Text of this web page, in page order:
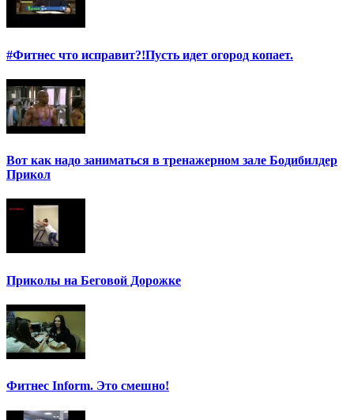
#Фитнес что исправит?!Пусть идет огород копает.
Вот как надо заниматься в тренажерном зале Бодибилдер
Прикол
Приколы на Беговой Дорожке
Фитнес Inform. Это смешно!